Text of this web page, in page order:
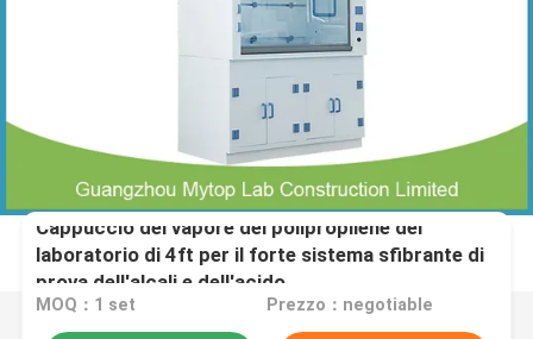
Cappuccio del vapore del polipropilene del
laboratorio di 4ft per il forte sistema sfibrante di
prova dell'alcali e dell'acido
MOQ：1 set Prezzo：negotiable